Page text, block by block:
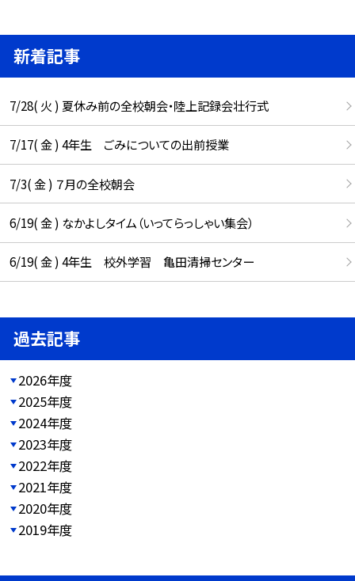
新着記事
7/28( 火 ) 夏休み前の全校朝会・陸上記録会壮行式
7/17( 金 ) 4年生 ごみについての出前授業
7/3( 金 ) ７月の全校朝会
6/19( 金 ) なかよしタイム（いってらっしゃい集会）
6/19( 金 ) 4年生 校外学習 亀田清掃センター
過去記事
2026年度
2025年度
2024年度
2023年度
2022年度
2021年度
2020年度
2019年度